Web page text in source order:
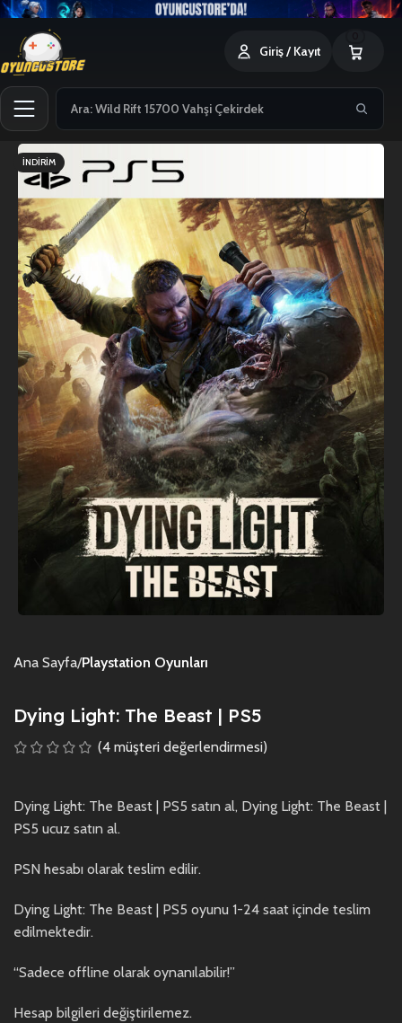
Giriş / Kayıt
İNDIRIM
Ana Sayfa Playstation Oyunları
Dying Light: The Beast | PS5
(4 müşteri değerlendirmesi)
Dying Light: The Beast | PS5 satın al, Dying Light: The Beast |
PS5 ucuz satın al.
PSN hesabı olarak teslim edilir.
Dying Light: The Beast | PS5 oyunu 1-24 saat içinde teslim
edilmektedir.
“Sadece offline olarak oynanılabilir!”
Hesap bilgileri değiştirilemez.